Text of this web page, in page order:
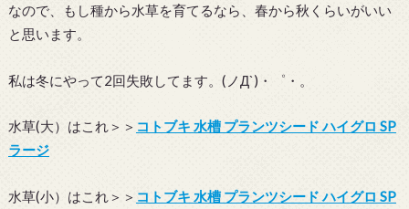
なので、もし種から水草を育てるなら、春から秋くらいがいい
と思います。
私は冬にやって2回失敗してます。(ノД`)・゜・。
水草(大）はこれ＞＞ コトブキ 水槽 プランツシード ハイグロ SP
ラージ
水草(小）はこれ＞＞ コトブキ 水槽 プランツシード ハイグロ SP